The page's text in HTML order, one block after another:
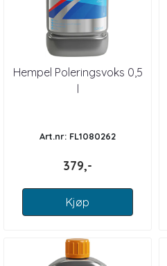
Hempel Poleringsvoks 0,5
l
Art.nr: FL1080262
379,-
Kjøp